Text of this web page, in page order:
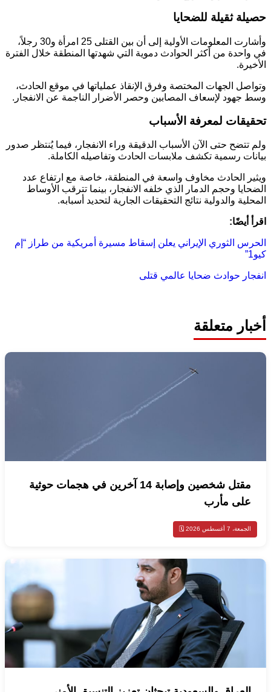
حصيلة ثقيلة للضحايا
وأشارت المعلومات الأولية إلى أن بين القتلى 25 امرأة و30 رجلاً،
في واحدة من أكثر الحوادث دموية التي شهدتها المنطقة خلال الفترة
الأخيرة.
وتواصل الجهات المختصة وفرق الإنقاذ عملياتها في موقع الحادث،
وسط جهود لإسعاف المصابين وحصر الأضرار الناجمة عن الانفجار.
تحقيقات لمعرفة الأسباب
ولم تتضح حتى الآن الأسباب الدقيقة وراء الانفجار، فيما يُنتظر صدور
بيانات رسمية تكشف ملابسات الحادث وتفاصيله الكاملة.
ويثير الحادث مخاوف واسعة في المنطقة، خاصة مع ارتفاع عدد
الضحايا وحجم الدمار الذي خلفه الانفجار، بينما تترقب الأوساط
المحلية والدولية نتائج التحقيقات الجارية لتحديد أسبابه.
اقرأ أيضًا:
الحرس الثوري الإيراني يعلن إسقاط مسيرة أمريكية من طراز “إم
كيو1”
انفجار حوادث ضحايا عالمي قتلى
أخبار متعلقة
مقتل شخصين وإصابة 14 آخرين في هجمات حوثية
على مأرب
الجمعة، 7 أغسطس 2026 🗓️